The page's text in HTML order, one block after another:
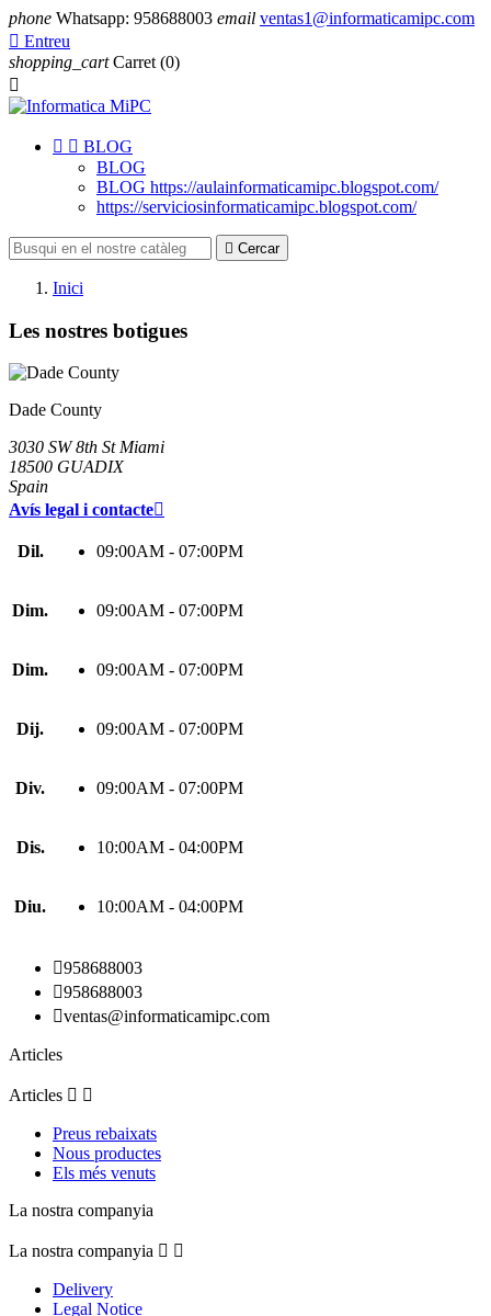
phone Whatsapp: 958688003 email ventas1@informaticamipc.com
 Entreu
shopping_cart Carret (0)

  BLOG
BLOG
BLOG https://aulainformaticamipc.blogspot.com/
https://serviciosinformaticamipc.blogspot.com/
 Cercar
Inici
Les nostres botigues
Dade County
3030 SW 8th St Miami
18500 GUADIX
Spain
Avís legal i contacte
Dil. 09:00AM - 07:00PM
Dim. 09:00AM - 07:00PM
Dim. 09:00AM - 07:00PM
Dij. 09:00AM - 07:00PM
Div. 09:00AM - 07:00PM
Dis. 10:00AM - 04:00PM
Diu. 10:00AM - 04:00PM
958688003
958688003
ventas@informaticamipc.com
Articles
Articles  
Preus rebaixats
Nous productes
Els més venuts
La nostra companyia
La nostra companyia  
Delivery
Legal Notice